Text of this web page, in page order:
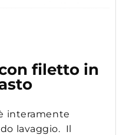
filetto in
interamente
lavaggio. Il